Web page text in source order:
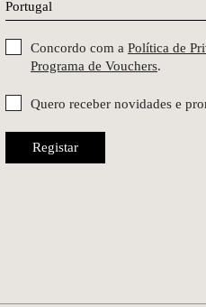
Concordo com a Política de
Programa de Vouchers.
Quero receber novidades e
Registar